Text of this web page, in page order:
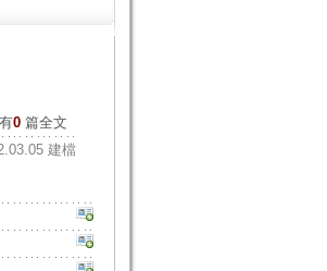
0篇全文
建檔